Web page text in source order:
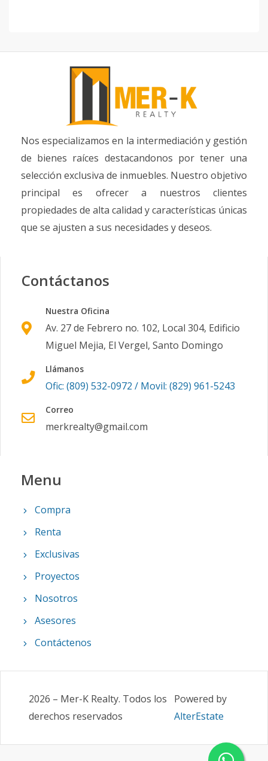
Nos especializamos en la intermediación y gestión
de bienes raíces destacandonos por tener una
selección exclusiva de inmuebles. Nuestro objetivo
principal es ofrecer a nuestros clientes
propiedades de alta calidad y características únicas
que se ajusten a sus necesidades y deseos.
Contáctanos
Nuestra Oficina
Av. 27 de Febrero no. 102, Local 304, Edificio
Miguel Mejia, El Vergel, Santo Domingo
Llámanos
Ofic: (809) 532-0972 / Movil: (829) 961-5243
Correo
merkrealty@gmail.com
Menu
Compra
Renta
Exclusivas
Proyectos
Nosotros
Asesores
Contáctenos
2026 – Mer-K Realty. Todos los
derechos reservados
Powered by
AlterEstate